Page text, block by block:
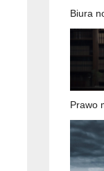
Biura
Prawo